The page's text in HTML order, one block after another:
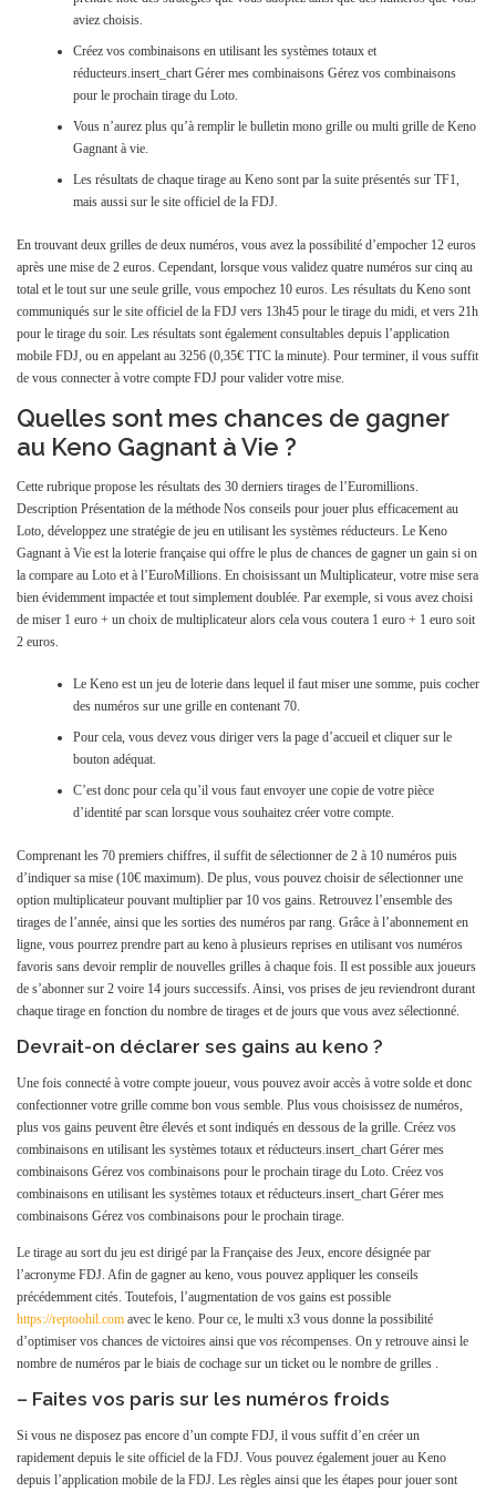
aviez choisis.
Créez vos combinaisons en utilisant les systèmes totaux et
réducteurs.insert_chart Gérer mes combinaisons Gérez vos combinaisons
pour le prochain tirage du Loto.
Vous n’aurez plus qu’à remplir le bulletin mono grille ou multi grille de Keno
Gagnant à vie.
Les résultats de chaque tirage au Keno sont par la suite présentés sur TF1,
mais aussi sur le site officiel de la FDJ.
En trouvant deux grilles de deux numéros, vous avez la possibilité d’empocher 12 euros
après une mise de 2 euros. Cependant, lorsque vous validez quatre numéros sur cinq au
total et le tout sur une seule grille, vous empochez 10 euros. Les résultats du Keno sont
communiqués sur le site officiel de la FDJ vers 13h45 pour le tirage du midi, et vers 21h
pour le tirage du soir. Les résultats sont également consultables depuis l’application
mobile FDJ, ou en appelant au 3256 (0,35€ TTC la minute). Pour terminer, il vous suffit
de vous connecter à votre compte FDJ pour valider votre mise.
Quelles sont mes chances de gagner
au Keno Gagnant à Vie ?
Cette rubrique propose les résultats des 30 derniers tirages de l’Euromillions.
Description Présentation de la méthode Nos conseils pour jouer plus efficacement au
Loto, développez une stratégie de jeu en utilisant les systèmes réducteurs. Le Keno
Gagnant à Vie est la loterie française qui offre le plus de chances de gagner un gain si on
la compare au Loto et à l’EuroMillions. En choisissant un Multiplicateur, votre mise sera
bien évidemment impactée et tout simplement doublée. Par exemple, si vous avez choisi
de miser 1 euro + un choix de multiplicateur alors cela vous coutera 1 euro + 1 euro soit
2 euros.
Le Keno est un jeu de loterie dans lequel il faut miser une somme, puis cocher
des numéros sur une grille en contenant 70.
Pour cela, vous devez vous diriger vers la page d’accueil et cliquer sur le
bouton adéquat.
C’est donc pour cela qu’il vous faut envoyer une copie de votre pièce
d’identité par scan lorsque vous souhaitez créer votre compte.
Comprenant les 70 premiers chiffres, il suffit de sélectionner de 2 à 10 numéros puis
d’indiquer sa mise (10€ maximum). De plus, vous pouvez choisir de sélectionner une
option multiplicateur pouvant multiplier par 10 vos gains. Retrouvez l’ensemble des
tirages de l’année, ainsi que les sorties des numéros par rang. Grâce à l’abonnement en
ligne, vous pourrez prendre part au keno à plusieurs reprises en utilisant vos numéros
favoris sans devoir remplir de nouvelles grilles à chaque fois. Il est possible aux joueurs
de s’abonner sur 2 voire 14 jours successifs. Ainsi, vos prises de jeu reviendront durant
chaque tirage en fonction du nombre de tirages et de jours que vous avez sélectionné.
Devrait-on déclarer ses gains au keno ?
Une fois connecté à votre compte joueur, vous pouvez avoir accès à votre solde et donc
confectionner votre grille comme bon vous semble. Plus vous choisissez de numéros,
plus vos gains peuvent être élevés et sont indiqués en dessous de la grille. Créez vos
combinaisons en utilisant les systèmes totaux et réducteurs.insert_chart Gérer mes
combinaisons Gérez vos combinaisons pour le prochain tirage du Loto. Créez vos
combinaisons en utilisant les systèmes totaux et réducteurs.insert_chart Gérer mes
combinaisons Gérez vos combinaisons pour le prochain tirage.
Le tirage au sort du jeu est dirigé par la Française des Jeux, encore désignée par
l’acronyme FDJ. Afin de gagner au keno, vous pouvez appliquer les conseils
précédemment cités. Toutefois, l’augmentation de vos gains est possible
https://reptoohil.com avec le keno. Pour ce, le multi x3 vous donne la possibilité
d’optimiser vos chances de victoires ainsi que vos récompenses. On y retrouve ainsi le
nombre de numéros par le biais de cochage sur un ticket ou le nombre de grilles .
– Faites vos paris sur les numéros froids
Si vous ne disposez pas encore d’un compte FDJ, il vous suffit d’en créer un
rapidement depuis le site officiel de la FDJ. Vous pouvez également jouer au Keno
depuis l’application mobile de la FDJ. Les règles ainsi que les étapes pour jouer sont